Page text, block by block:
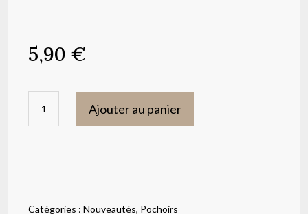
5,90 €
Patchwork
Ajouter au panier
Catégories :Nouveautés, Pochoirs